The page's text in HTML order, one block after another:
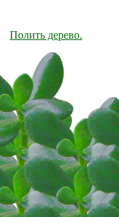
Полить дерево.